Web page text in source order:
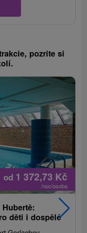
pozrite si
od 1 372,73 Kč
/noc/osoba
děti i dospělé